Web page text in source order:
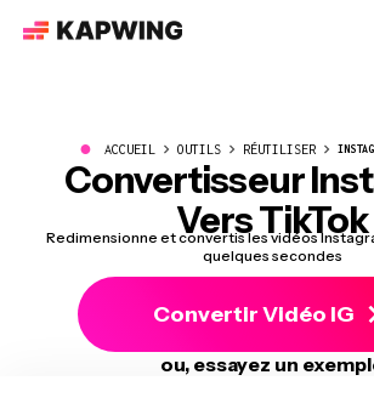
● ACCUEIL OUTILS RÉUTILISER
Convertisseur
Vers TikTok
Redimensionne et convertis les vidéos
quelques secondes
Convertir Vidéo IG
ou, essayez un